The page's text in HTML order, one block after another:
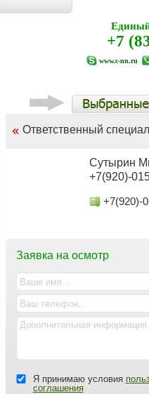
+7
www.c-nn.ru
Ответственный
Сутырин
+7(920)-
+7(920)-
Заявка на осмотр
Я принимаю условия
соглашения